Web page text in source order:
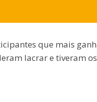
que mais
lacrar e tiveram os